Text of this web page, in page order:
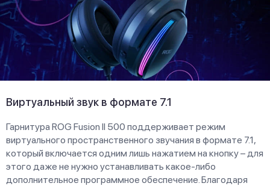
Виртуальный звук в формате 7.1
Гарнитура ROG Fusion II 500 поддерживает режим
виртуального пространственного звучания в формате 7.1,
который включается одним лишь нажатием на кнопку – для
этого даже не нужно устанавливать какое-либо
дополнительное программное обеспечение. Благодаря